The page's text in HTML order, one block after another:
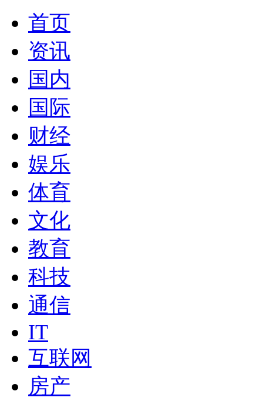
首页
资讯
国内
国际
财经
娱乐
体育
文化
教育
科技
通信
IT
互联网
房产